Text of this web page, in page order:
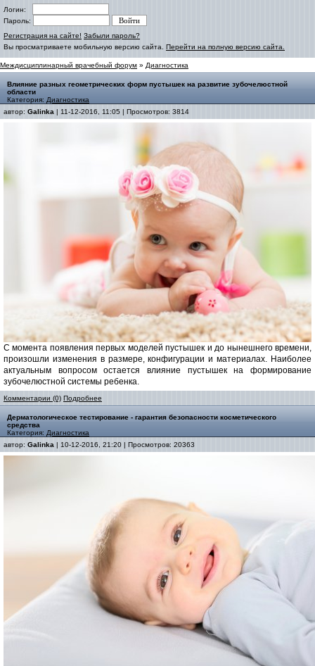
Логин:
Пароль:
Регистрация на сайте! Забыли пароль?
Вы просматриваете мобильную версию сайта. Перейти на полную версию сайта.
Междисциплинарный врачебный форум » Диагностика
Влияние разных геометрических форм пустышек на развитие зубочелюстной
области
Категория: Диагностика
автор: Galinka | 11-12-2016, 11:05 | Просмотров: 3814
С момента появления первых моделей пустышек и до нынешнего времени,
произошли изменения в размере, конфигурации и материалах. Наиболее
актуальным вопросом остается влияние пустышек на формирование
зубочелюстной системы ребенка.
Комментарии (0) Подробнее
Дерматологическое тестирование - гарантия безопасности косметического
средства
Категория: Диагностика
автор: Galinka | 10-12-2016, 21:20 | Просмотров: 20363